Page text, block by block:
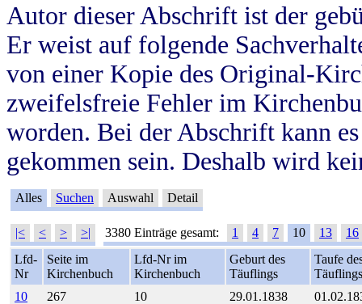
Autor dieser Abschrift ist der
Er weist auf folgende
von einer Kopie des Original-
zweifelsfreie Fehler im
worden. Bei der Abschrift kann
gekommen sein. Deshalb wird
Alles Suchen Auswahl Detail
|< < > >| 3380 Einträge gesamt: 1 4 7 10 13
16
Lfd-
Nr
Seite im
Kirchenbuch
Lfd-Nr im
Kirchenbuch
Geburt des
Täuflings
Taufe
Täuflings
10
267 10 29.01.1838